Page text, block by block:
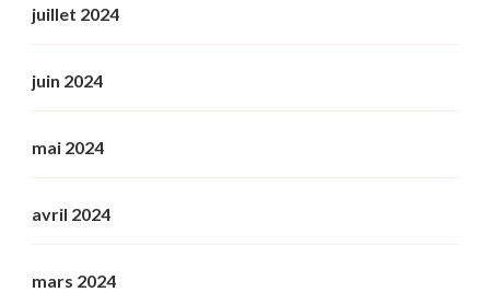
juillet 2024
juin 2024
mai 2024
avril 2024
mars 2024